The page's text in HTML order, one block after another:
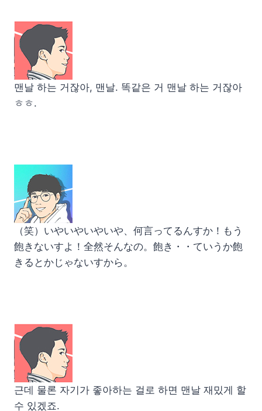
맨날 하는 거잖아, 맨날. 똑같은 거 맨날 하는 거잖아
ㅎㅎ.
（笑）いやいやいやいや、何言ってるんすか！もう
飽きないすよ！全然そんなの。飽き・・ていうか飽
きるとかじゃないすから。
근데 물론 자기가 좋아하는 걸로 하면 맨날 재밌게 할
수 있겠죠.